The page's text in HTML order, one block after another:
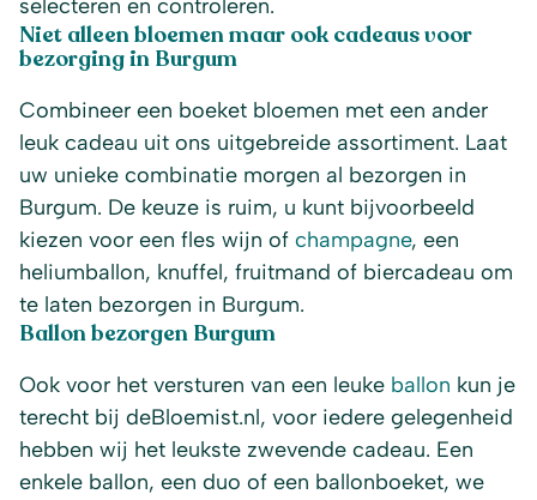
selecteren en controleren.
Niet alleen bloemen maar ook cadeaus voor
bezorging in Burgum
Combineer een boeket bloemen met een ander
leuk cadeau uit ons uitgebreide assortiment. Laat
uw unieke combinatie morgen al bezorgen in
Burgum. De keuze is ruim, u kunt bijvoorbeeld
kiezen voor een fles wijn of champagne, een
heliumballon, knuffel, fruitmand of biercadeau om
te laten bezorgen in Burgum.
Ballon bezorgen Burgum
Ook voor het versturen van een leuke ballon kun je
terecht bij deBloemist.nl, voor iedere gelegenheid
hebben wij het leukste zwevende cadeau. Een
enkele ballon, een duo of een ballonboeket, we